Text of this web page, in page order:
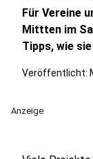
Für Vereine
Mittten im
Tipps, wie
Veröffentlicht:
Anzeige